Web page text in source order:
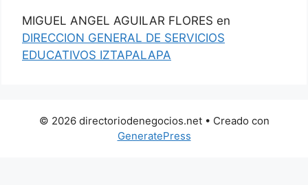
MIGUEL ANGEL AGUILAR FLORES en
DIRECCION GENERAL DE SERVICIOS
EDUCATIVOS IZTAPALAPA
© 2026 directoriodenegocios.net• Creado con
GeneratePress